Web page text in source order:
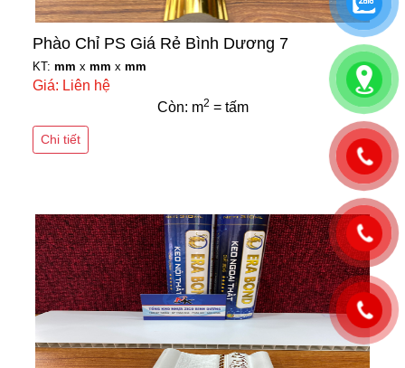
Phào Chỉ PS Giá Rẻ Bình Dương 7
KT: mm x mm x mm
Giá: Liên hệ
Còn: m2 = tấm
Chi tiết